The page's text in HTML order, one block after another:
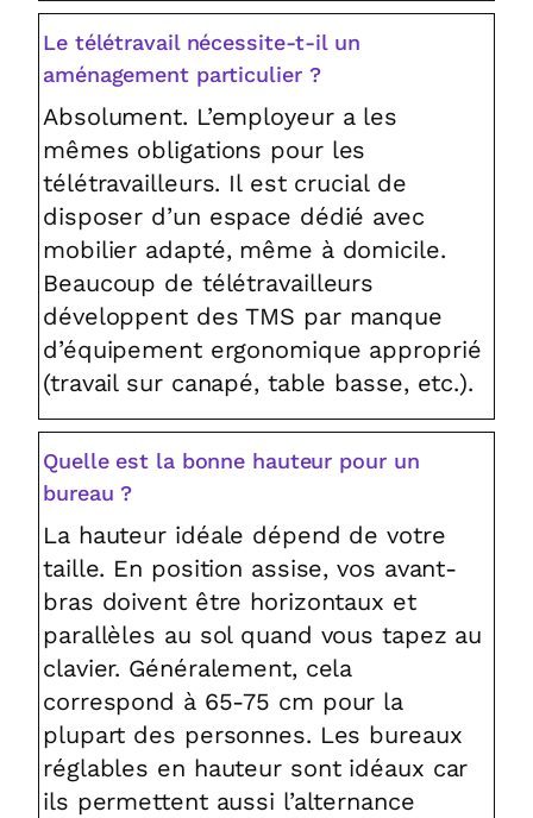
Le télétravail nécessite-t-il un
aménagement particulier ?
Absolument. L’employeur a les
mêmes obligations pour les
télétravailleurs. Il est crucial de
disposer d’un espace dédié avec
mobilier adapté, même à domicile.
Beaucoup de télétravailleurs
développent des TMS par manque
d’équipement ergonomique approprié
(travail sur canapé, table basse, etc.).
Quelle est la bonne hauteur pour un
bureau ?
La hauteur idéale dépend de votre
taille. En position assise, vos avant-
bras doivent être horizontaux et
parallèles au sol quand vous tapez au
clavier. Généralement, cela
correspond à 65-75 cm pour la
plupart des personnes. Les bureaux
réglables en hauteur sont idéaux car
ils permettent aussi l’alternance